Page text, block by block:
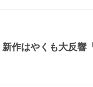
新作はやくも大反響